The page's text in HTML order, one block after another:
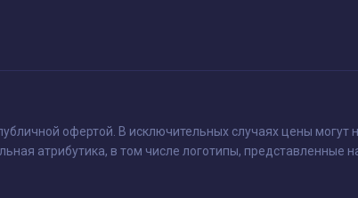
офертой. В исключительных случаях цены могут
атрибутика, в том числе логотипы, представленные